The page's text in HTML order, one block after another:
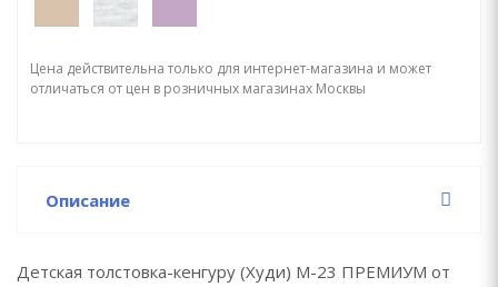
Цена действительна только для интернет-магазина и может
отличаться от цен в розничных магазинах Москвы
Описание
Детская толстовка-кенгуру (Худи) М-23 ПРЕМИУМ от